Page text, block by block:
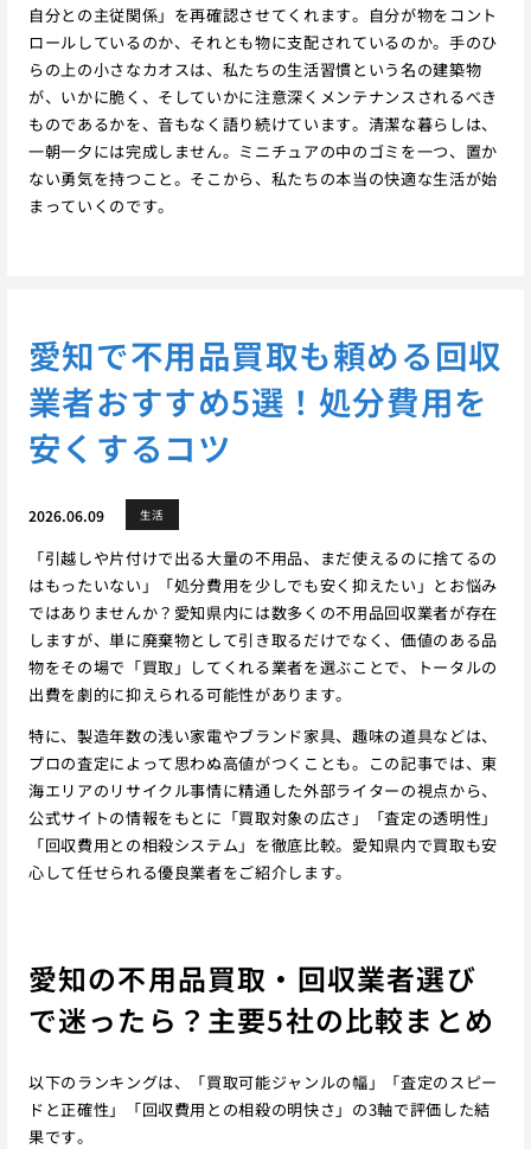
自分との主従関係」を再確認させてくれます。自分が物をコント
ロールしているのか、それとも物に支配されているのか。手のひ
らの上の小さなカオスは、私たちの生活習慣という名の建築物
が、いかに脆く、そしていかに注意深くメンテナンスされるべき
ものであるかを、音もなく語り続けています。清潔な暮らしは、
一朝一夕には完成しません。ミニチュアの中のゴミを一つ、置か
ない勇気を持つこと。そこから、私たちの本当の快適な生活が始
まっていくのです。
愛知で不用品買取も頼める回収
業者おすすめ5選！処分費用を
安くするコツ
2026.06.09 生活
「引越しや片付けで出る大量の不用品、まだ使えるのに捨てるの
はもったいない」「処分費用を少しでも安く抑えたい」とお悩み
ではありませんか？愛知県内には数多くの不用品回収業者が存在
しますが、単に廃棄物として引き取るだけでなく、価値のある品
物をその場で「買取」してくれる業者を選ぶことで、トータルの
出費を劇的に抑えられる可能性があります。
特に、製造年数の浅い家電やブランド家具、趣味の道具などは、
プロの査定によって思わぬ高値がつくことも。この記事では、東
海エリアのリサイクル事情に精通した外部ライターの視点から、
公式サイトの情報をもとに「買取対象の広さ」「査定の透明性」
「回収費用との相殺システム」を徹底比較。愛知県内で買取も安
心して任せられる優良業者をご紹介します。
愛知の不用品買取・回収業者選び
で迷ったら？主要5社の比較まとめ
以下のランキングは、「買取可能ジャンルの幅」「査定のスピー
ドと正確性」「回収費用との相殺の明快さ」の3軸で評価した結
果です。